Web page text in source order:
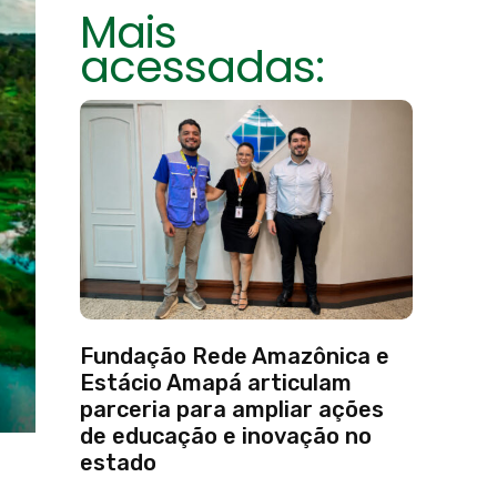
Mais
acessadas:
Fundação Rede Amazônica e
Estácio Amapá articulam
parceria para ampliar ações
de educação e inovação no
estado